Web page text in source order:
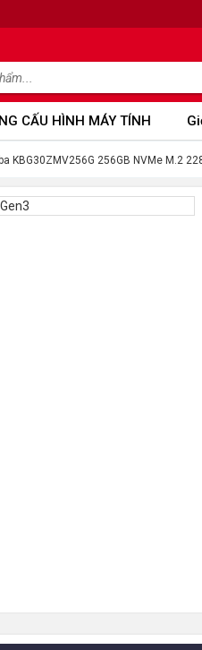
CẤU HÌNH MÁY TÍNH
KBG30ZMV256G 256GB NVMe M.2